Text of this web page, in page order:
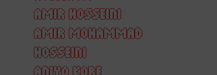
AMIR HOSSEINI
AMIR MOHAMMAD
HOSSEINI
ANIYO KORE